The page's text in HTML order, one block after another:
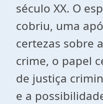
século XX. O
cobriu, uma
certezas sobre
crime, o papel
de justiça
e a